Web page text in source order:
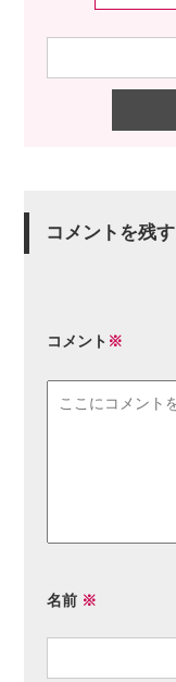
コメントを残す
コメント ※
名前 ※